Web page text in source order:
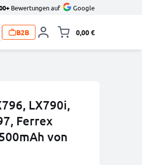
Bewertungen auf Google
B2B 0,00 €
LX790i,
Ferrex
von